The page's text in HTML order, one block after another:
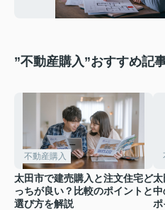
”不動産購入”おすすめ記
不動産購入
太田市で建売購入と注文住宅ど
っちが良い？比較のポイントと
選び方を解説
太
中